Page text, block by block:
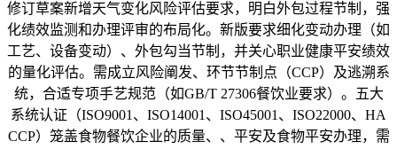
修订草案新增天气变化风险评估要求，明白外包过程节制，强
化绩效监测和办理评审的布局化。新版要求细化变动办理（如
工艺、设备变动）、外包勾当节制，并关心职业健康平安绩效
的量化评估。需成立风险阐发、环节节制点（CCP）及逃溯系
统，合适专项手艺规范（如GB/T 27306餐饮业要求）。五大
系统认证（ISO9001、ISO14001、ISO45001、ISO22000、HA
CCP）笼盖食物餐饮企业的质量、、平安及食物平安办理，需